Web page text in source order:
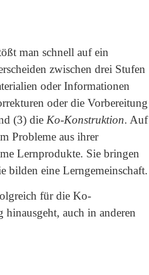
man schnell auf ein
zwischen drei Stufen
oder Informationen
oder die Vorbereitung
(3) die Ko-Konstruktion. Auf
Probleme aus ihrer
Lernprodukte. Sie bringen
bilden eine Lerngemeinschaft.
für die Ko-
auch in anderen